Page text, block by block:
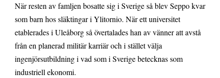
När resten av famljen bosatte sig i Sverige så blev Seppo kvar
som barn hos släktingar i Ylitornio. När ett universitet
etablerades i Uleåborg så övertalades han av vänner att avstå
från en planerad militär karriär och i stället välja
ingenjörsutbildning i vad som i Sverige betecknas som
industriell ekonomi.